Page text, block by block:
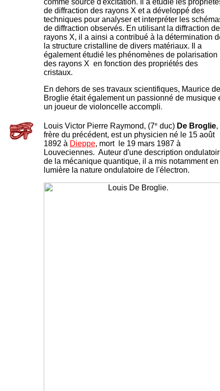
comme source d'excitation. Il a étudié les
de diffraction des rayons X et a développé des
techniques pour analyser et interpréter les
de diffraction observés. En utilisant la diffraction
rayons X, il a ainsi a contribué à la détermination
la structure cristalline de divers matériaux. Il a
également étudié les phénomènes de polarisation
des rayons X en fonction des propriétés des
cristaux.
En dehors de ses travaux scientifiques, Maurice de
Broglie était également un passionné de musique
un joueur de violoncelle accompli.
Louis Victor Pierre Raymond, (7e duc) De Broglie,
frère du précédent, est un physicien né le 15 août
1892 à Dieppe, mort le 19 mars 1987 à
Louveciennes. Auteur d'une description
de la mécanique quantique, il a mis notamment en
lumière la nature ondulatoire de l'électron.